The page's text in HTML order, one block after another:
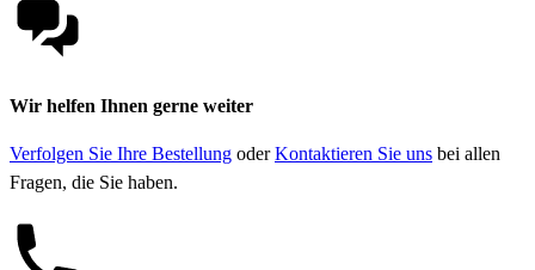
Wir helfen Ihnen gerne weiter
Verfolgen Sie Ihre Bestellung oderKontaktieren Sie uns bei allen
Fragen, die Sie haben.